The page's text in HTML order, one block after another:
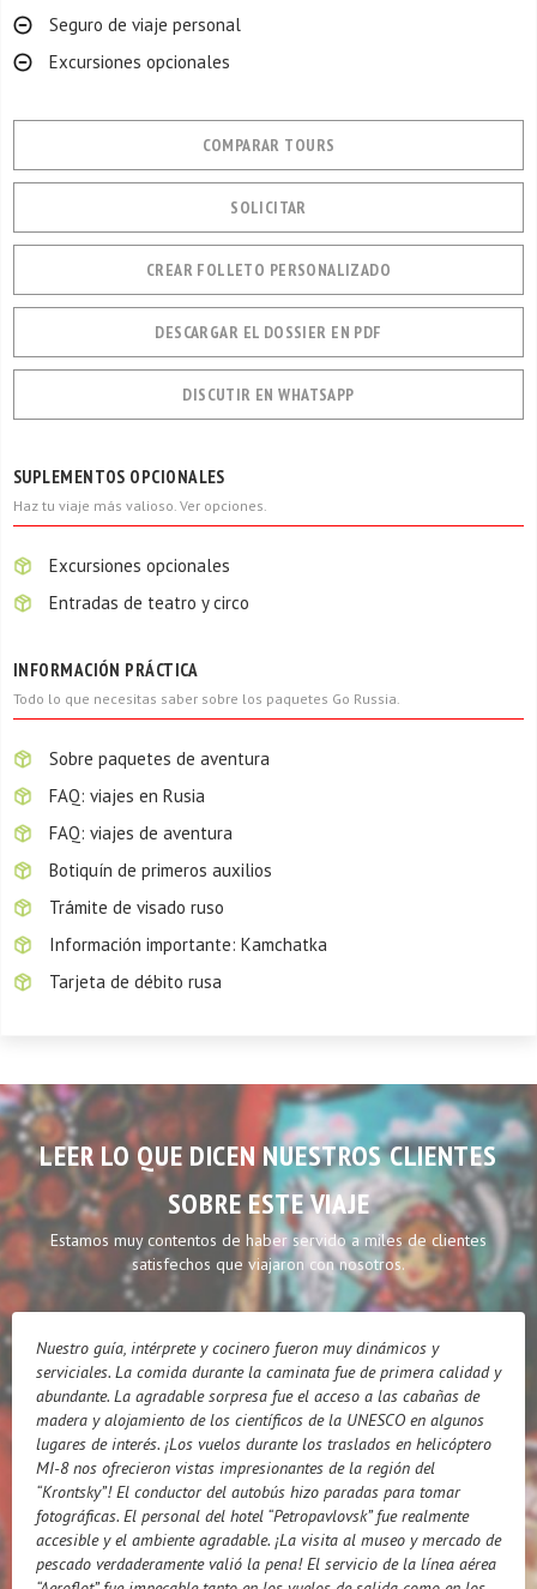
Seguro de viaje personal
Excursiones opcionales
COMPARAR TOURS
SOLICITAR
CREAR FOLLETO PERSONALIZADO
DESCARGAR EL DOSSIER EN PDF
DISCUTIR EN WHATSAPP
SUPLEMENTOS OPCIONALES
Haz tu viaje más valioso. Ver opciones.
Excursiones opcionales
Entradas de teatro y circo
INFORMACIÓN PRÁCTICA
Todo lo que necesitas saber sobre los paquetes Go Russia.
Sobre paquetes de aventura
FAQ: viajes en Rusia
FAQ: viajes de aventura
Botiquín de primeros auxilios
Trámite de visado ruso
Información importante: Kamchatka
Tarjeta de débito rusa
LEER LO QUE DICEN NUESTROS CLIENTES
SOBRE ESTE VIAJE
Estamos muy contentos de haber servido a miles de clientes
satisfechos que viajaron con nosotros.
Nuestro guía, intérprete y cocinero fueron muy dinámicos y
serviciales. La comida durante la caminata fue de primera calidad y
abundante. La agradable sorpresa fue el acceso a las cabañas de
madera y alojamiento de los científicos de la UNESCO en algunos
lugares de interés. ¡Los vuelos durante los traslados en helicóptero
MI-8 nos ofrecieron vistas impresionantes de la región del
“Krontsky”! El conductor del autobús hizo paradas para tomar
fotográficas. El personal del hotel “Petropavlovsk” fue realmente
accesible y el ambiente agradable. ¡La visita al museo y mercado de
pescado verdaderamente valió la pena! El servicio de la línea aérea